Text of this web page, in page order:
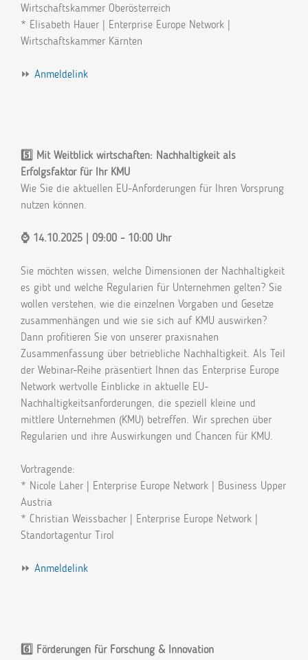
Wirtschaftskammer Oberösterreich
* Elisabeth Hauer | Enterprise Europe Network |
Wirtschaftskammer Kärnten
⏩ Anmeldelink
5️⃣ Mit Weitblick wirtschaften: Nachhaltigkeit als
Erfolgsfaktor für Ihr KMU
Wie Sie die aktuellen EU-Anforderungen für Ihren Vorsprung
nutzen können.
⌚ 14.10.2025 | 09:00 - 10:00 Uhr
Sie möchten wissen, welche Dimensionen der Nachhaltigkeit
es gibt und welche Regularien für Unternehmen gelten? Sie
wollen verstehen, wie die einzelnen Vorgaben und Gesetze
zusammenhängen und wie sie sich auf KMU auswirken?
Dann profitieren Sie von unserer praxisnahen
Zusammenfassung über betriebliche Nachhaltigkeit. Als Teil
der Webinar-Reihe präsentiert Ihnen das Enterprise Europe
Network wertvolle Einblicke in aktuelle EU-
Nachhaltigkeitsanforderungen, die speziell kleine und
mittlere Unternehmen (KMU) betreffen. Wir sprechen über
Regularien und ihre Auswirkungen und Chancen für KMU.
Vortragende:
* Nicole Laher | Enterprise Europe Network | Business Upper
Austria
* Christian Weissbacher | Enterprise Europe Network |
Standortagentur Tirol
⏩ Anmeldelink
6️⃣ Förderungen für Forschung & Innovation